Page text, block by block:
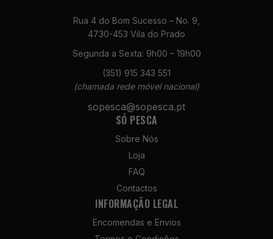
Rua 4 do Bom Sucesso – No. 9,
4730-453 Vila do Prado
Segunda a Sexta: 9h00 – 19h00
(351) 915 343 551
(chamada rede móvel nacional)
sopesca@sopesca.pt
SÓ PESCA
Sobre Nós
Loja
FAQ
Contactos
INFORMAÇÃO LEGAL
Encomendas e Envios
Necessários
Estes cookies
opcionais. São
necessários
funcionamento
Estatísticas
Para que
possamos
melhorar a